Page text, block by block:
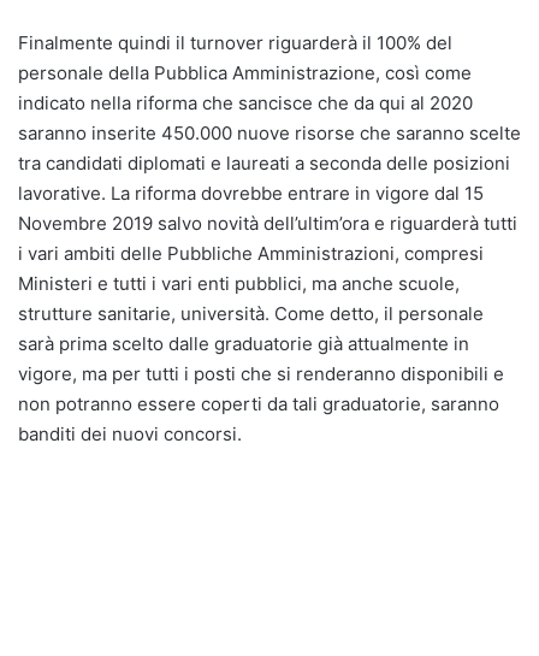
Finalmente quindi il turnover riguarderà il 100% del
personale della Pubblica Amministrazione, così come
indicato nella riforma che sancisce che da qui al 2020
saranno inserite 450.000 nuove risorse che saranno scelte
tra candidati diplomati e laureati a seconda delle posizioni
lavorative. La riforma dovrebbe entrare in vigore dal 15
Novembre 2019 salvo novità dell’ultim’ora e riguarderà tutti
i vari ambiti delle Pubbliche Amministrazioni, compresi
Ministeri e tutti i vari enti pubblici, ma anche scuole,
strutture sanitarie, università. Come detto, il personale
sarà prima scelto dalle graduatorie già attualmente in
vigore, ma per tutti i posti che si renderanno disponibili e
non potranno essere coperti da tali graduatorie, saranno
banditi dei nuovi concorsi.